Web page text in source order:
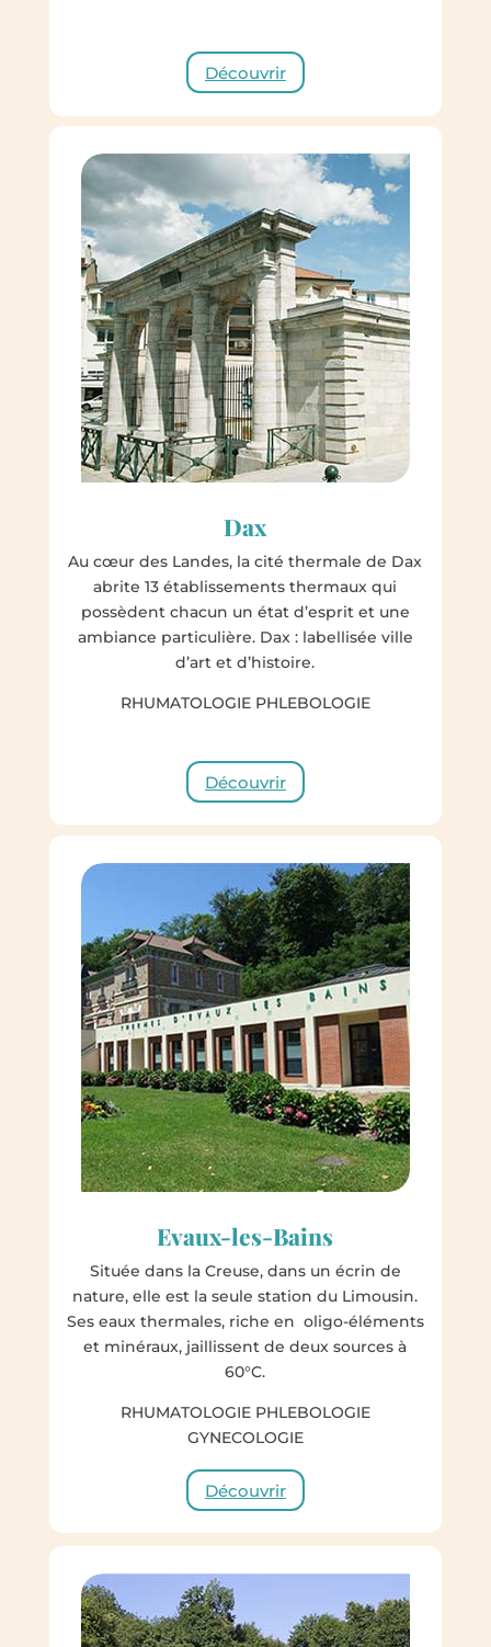
Découvrir
Dax
Au cœur des Landes, la cité thermale de Dax
abrite 13 établissements thermaux qui
possèdent chacun un état d’esprit et une
ambiance particulière. Dax : labellisée ville
d’art et d’histoire.
RHUMATOLOGIE PHLEBOLOGIE
Découvrir
Evaux-les-Bains
Située dans la Creuse, dans un écrin de
nature, elle est la seule station du Limousin.
Ses eaux thermales, riche en oligo-éléments
et minéraux, jaillissent de deux sources à
60°C.
RHUMATOLOGIE PHLEBOLOGIE
GYNECOLOGIE
Découvrir